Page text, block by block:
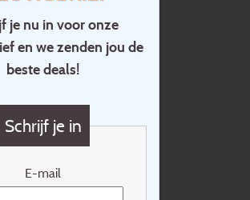
je nu in voor onze
en we zenden jou de
beste deals!
Schrijf je in
E-mail
Home
Contact
Vragen?
Cadeaubon
Nieuwsbrief